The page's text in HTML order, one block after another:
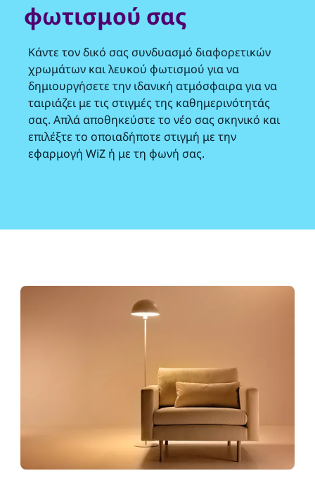
φωτισμού σας
Κάντε τον δικό σας συνδυασμό διαφορετικών
χρωμάτων και λευκού φωτισμού για να
δημιουργήσετε την ιδανική ατμόσφαιρα για να
ταιριάζει με τις στιγμές της καθημερινότητάς
σας. Απλά αποθηκεύστε το νέο σας σκηνικό και
επιλέξτε το οποιαδήποτε στιγμή με την
εφαρμογή WiZ ή με τη φωνή σας.